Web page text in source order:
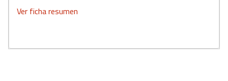
Ver ficha resumen